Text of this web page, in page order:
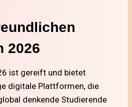
2026
ist gereift und bietet
digitale Plattformen, die
denkende Studierende